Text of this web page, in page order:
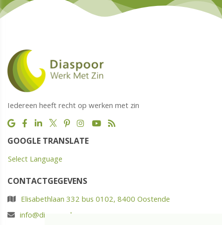
Iedereen heeft recht op werken met zin
GOOGLE TRANSLATE
Select Language
CONTACTGEGEVENS
Elisabethlaan 332 bus 0102, 8400 Oostende
info@diaspoor.be